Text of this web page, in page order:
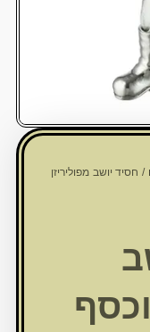
יושב מפוליריזן